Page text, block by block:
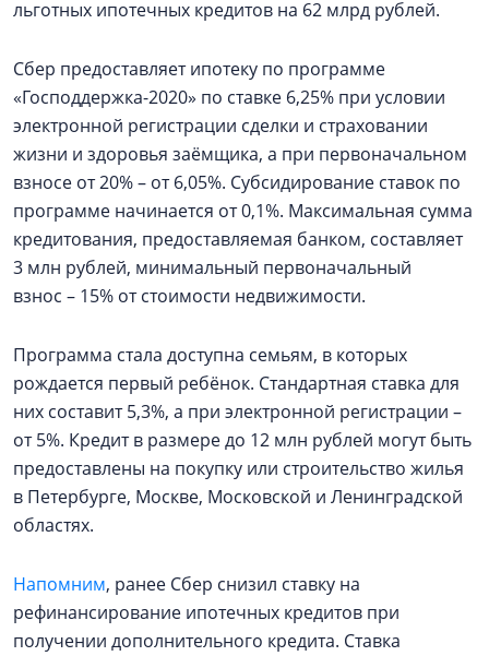
льготных ипотечных кредитов на 62 млрд рублей.
Сбер предоставляет ипотеку по программе
«Господдержка-2020» по ставке 6,25% при условии
электронной регистрации сделки и страховании
жизни и здоровья заёмщика, а при первоначальном
взносе от 20% – от 6,05%. Субсидирование ставок по
программе начинается от 0,1%. Максимальная сумма
кредитования, предоставляемая банком, составляет
3 млн рублей, минимальный первоначальный
взнос – 15% от стоимости недвижимости.
Программа стала доступна семьям, в которых
рождается первый ребёнок. Стандартная ставка для
них составит 5,3%, а при электронной регистрации –
от 5%. Кредит в размере до 12 млн рублей могут быть
предоставлены на покупку или строительство жилья
в Петербурге, Москве, Московской и Ленинградской
областях.
Напомним, ранее Сбер снизил ставку на
рефинансирование ипотечных кредитов при
получении дополнительного кредита. Ставка